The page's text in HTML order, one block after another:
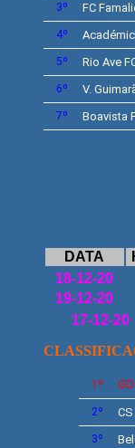
3º FC
4º
5º Rio Ave
6º V.
7º Boavista
DATA
18-12-20
19-12-20
17-12-20
1º GD
2º CS
3º